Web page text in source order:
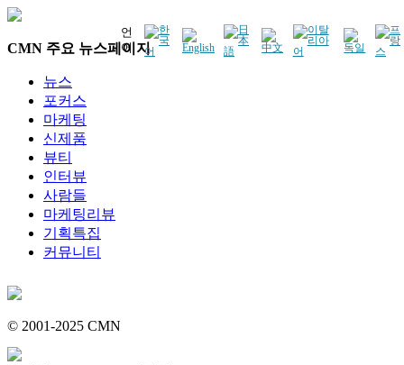
언
어
CMN 주요 뉴스페이지
뉴스
포커스
마케팅
신제품
뷰티
인터뷰
사람들
마케팅리뷰
기획특집
커뮤니티
© 2001-2025 CMN